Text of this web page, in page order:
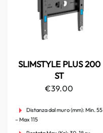
SLIMSTYLE PLUS 200
ST
€39.00
Distanza dal muro (mm): Min. 55
– Max 115